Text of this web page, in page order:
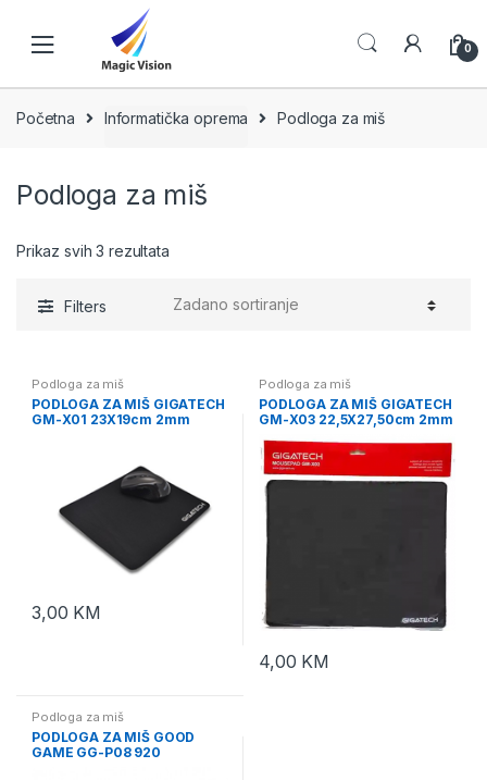
0
Početna Informatička oprema Podloga za miš
Podloga za miš
Prikaz svih 3 rezultata
Filters
Podloga za miš
PODLOGA ZA MIŠ GIGATECH
GM-X01 23X19cm 2mm
3,00 KM
Podloga za miš
PODLOGA ZA MIŠ GIGATECH
GM-X03 22,5X27,50cm 2mm
4,00 KM
Podloga za miš
PODLOGA ZA MIŠ GOOD
GAME GG-P08 920